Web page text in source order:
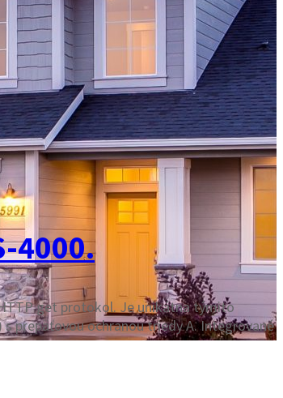
4000.
get protokol. Je unikátna týmito
prepäťovou ochranou triedy A. Integrované